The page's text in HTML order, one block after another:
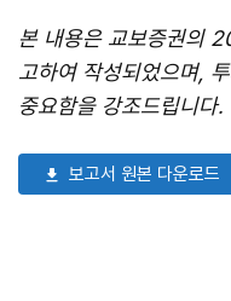
본 내용은 교보증권의
고하여 작성되었으며,
중요함을 강조드립니다.
보고서 원본 다운로드